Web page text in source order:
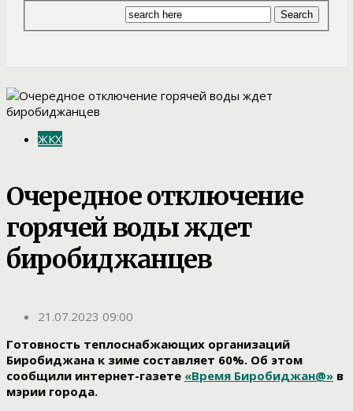
ЖКХ
Очередное отключение
горячей воды ждет
биробиджанцев
21.07.2023 09:00
Готовность теплоснабжающих организаций
Биробиджана к зиме составляет 60%. Об этом
сообщили интернет-газете «Время Биробиджан@» в
мэрии города.